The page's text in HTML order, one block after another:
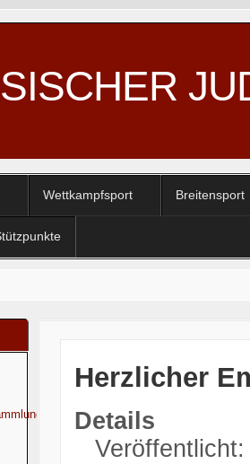
Wettkampfsport Breitensport
Herzlicher
Details